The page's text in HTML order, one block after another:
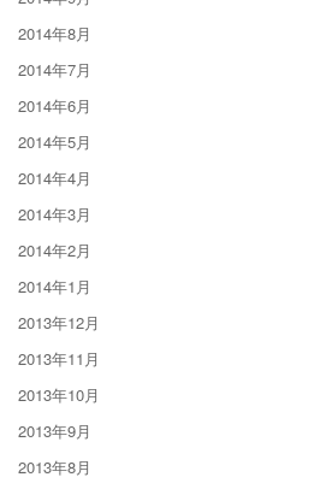
2014年8月
2014年7月
2014年6月
2014年5月
2014年4月
2014年3月
2014年2月
2014年1月
2013年12月
2013年11月
2013年10月
2013年9月
2013年8月